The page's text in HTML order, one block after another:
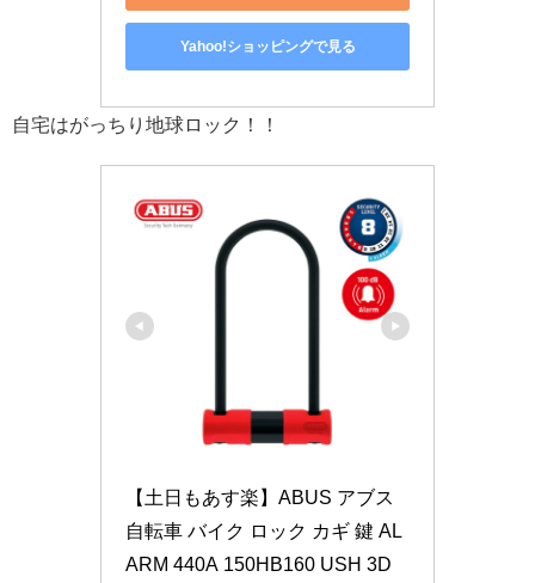
Yahoo!ショッピングで見る
自宅はがっちり地球ロック！！
【土日もあす楽】ABUS アブス
自転車 バイク ロック カギ 鍵 AL
ARM 440A 150HB160 USH 3D